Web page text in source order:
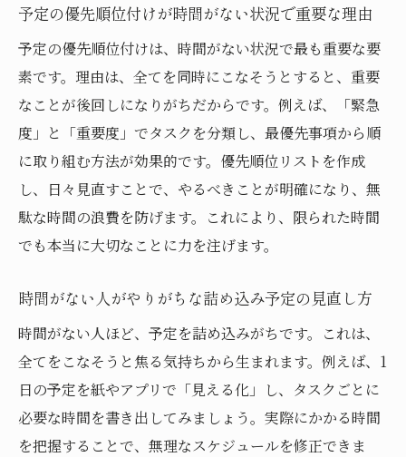
ット
予定を忘れず時間がないと感じにくくする
工夫
時間がない人向けリマインダー機能の活用
術
プロジェクトにも効くスケジュールの立て方入
門
スケジュールの立て方で時間がない状況を
プロジェクト管理に役立つ時間がない人の
極意
時間がない場面での無理のない予定表の作
り方
予定の優先順位付けが時間がない状況で重要な理由
予定の優先順位付けは、時間がない状況で最も重要な要
素です。理由は、全てを同時にこなそうとすると、重要
なことが後回しになりがちだからです。例えば、「緊急
度」と「重要度」でタスクを分類し、最優先事項から順
に取り組む方法が効果的です。優先順位リストを作成
し、日々見直すことで、やるべきことが明確になり、無
駄な時間の浪費を防げます。これにより、限られた時間
でも本当に大切なことに力を注げます。
時間がない人がやりがちな詰め込み予定の見直し方
時間がない人ほど、予定を詰め込みがちです。これは、
全てをこなそうと焦る気持ちから生まれます。例えば、1
日の予定を紙やアプリで「見える化」し、タスクごとに
必要な時間を書き出してみましょう。実際にかかる時間
を把握することで、無理なスケジュールを修正できま